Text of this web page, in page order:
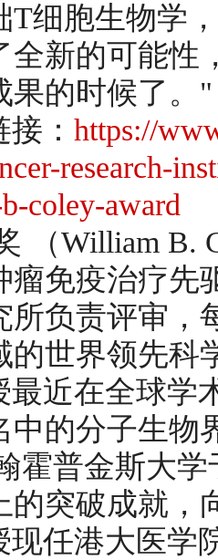
T细胞生物学
全新的可能性
果的时候了。"
： https://
research-
coley-award
（William B.
瘤免疫治疗先
所负责评审，
的世界领先科
近在全球学
中的分子生物
霍普金斯大
的突破成就，
现任港大医学